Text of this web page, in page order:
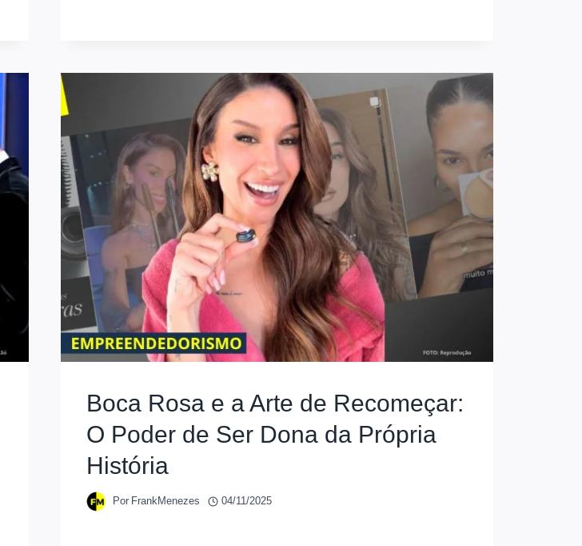
Boca Rosa e a Arte de Recomeçar:
O Poder de Ser Dona da Própria
História
Por FrankMenezes 04/11/2025